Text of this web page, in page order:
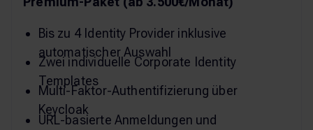
Bis zu 4 Identity Provider inklusive
automatischer Auswahl
Zwei individuelle Corporate Identity
Templates
Multi-Faktor-Authentifizierung über
Keycloak
URL-basierte Anmeldungen und